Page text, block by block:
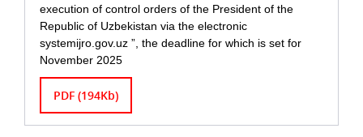
execution of control orders of the President of the
Republic of Uzbekistan via the electronic
systemijro.gov.uz ”, the deadline for which is set for
November 2025
PDF (194Kb)